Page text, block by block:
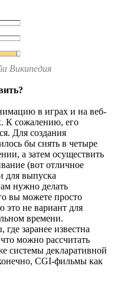
Википедия
в играх и на веб-
К сожалению, его
Для создания
бы снять в четыре
а затем осуществить
(вот отличное
для выпуска
нужно делать
вы можете просто
это не вариант для
времени.
заранее известна
можно рассчитать
системы декларативной
CGI-фильмы как